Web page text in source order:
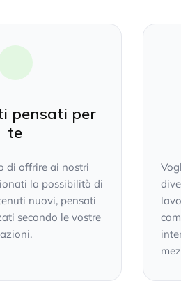
pensati per
te
di offrire ai nostri
la possibilità di
nuovi, pensati
secondo le vostre